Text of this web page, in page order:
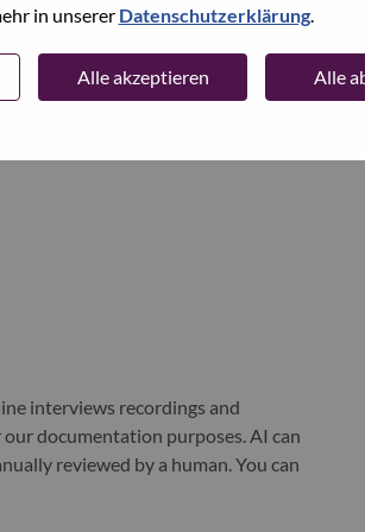
in unserer Datenschutzerklärung.
Alle akzeptieren Alle
Limited (HKSE: 992) (ADR:
is building a more inclusive,
out more visit
interviews recordings and
documentation purposes. AI can
reviewed by a human. You can